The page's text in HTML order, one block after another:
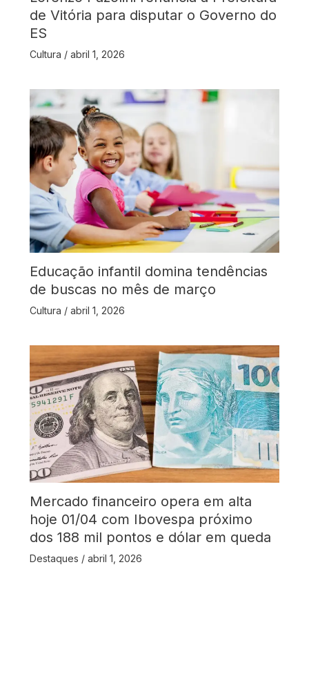
de Vitória para disputar o Governo do
ES
Cultura / abril 1, 2026
Educação infantil domina tendências
de buscas no mês de março
Cultura / abril 1, 2026
Mercado financeiro opera em alta
hoje 01/04 com Ibovespa próximo
dos 188 mil pontos e dólar em queda
Destaques / abril 1, 2026